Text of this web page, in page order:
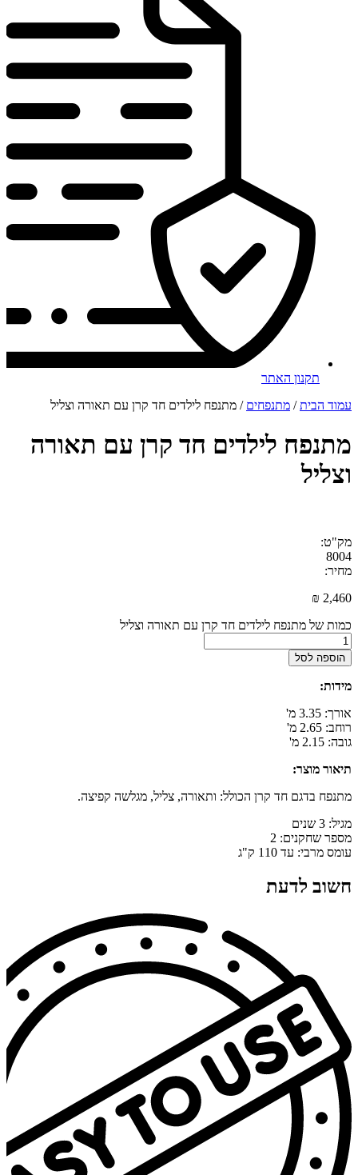
תקנון האתר
עמוד הבית/ מתנפחים / מתנפח לילדים חד קרן עם תאורה וצליל
מתנפח לילדים חד קרן עם תאורה
וצליל
מק"ט:
8004
מחיר:
₪ 2,460
כמות של מתנפח לילדים חד קרן עם תאורה וצליל
הוספה לסל
מידות:
אורך: 3.35 מ'
רוחב: 2.65 מ'
גובה: 2.15 מ'
תיאור מוצר:
מתנפח בדגם חד קרן הכולל: ותאורה, צליל, מגלשה קפיצה.
מגיל: 3 שנים
מספר שחקנים: 2
עומס מרבי: עד 110 ק"ג
חשוב לדעת